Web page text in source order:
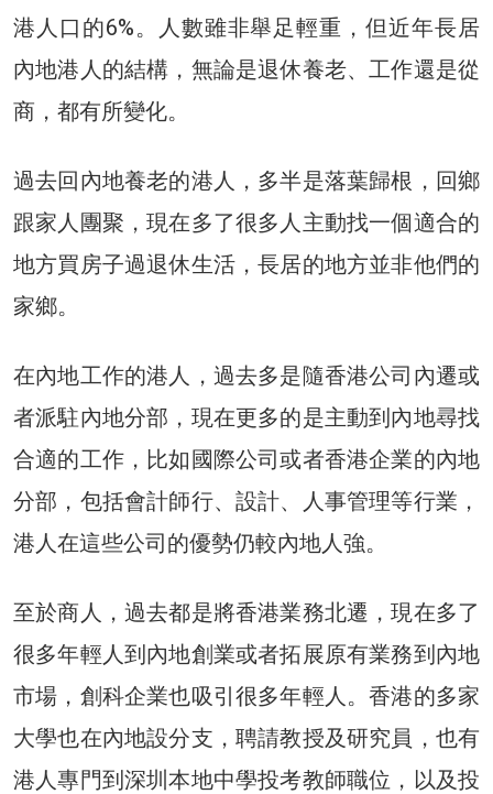
港人口的6%。人數雖非舉足輕重，但近年長居
內地港人的結構，無論是退休養老、工作還是從
商，都有所變化。
過去回內地養老的港人，多半是落葉歸根，回鄉
跟家人團聚，現在多了很多人主動找一個適合的
地方買房子過退休生活，長居的地方並非他們的
家鄉。
在內地工作的港人，過去多是隨香港公司內遷或
者派駐內地分部，現在更多的是主動到內地尋找
合適的工作，比如國際公司或者香港企業的內地
分部，包括會計師行、設計、人事管理等行業，
港人在這些公司的優勢仍較內地人強。
至於商人，過去都是將香港業務北遷，現在多了
很多年輕人到內地創業或者拓展原有業務到內地
市場，創科企業也吸引很多年輕人。香港的多家
大學也在內地設分支，聘請教授及研究員，也有
港人專門到深圳本地中學投考教師職位，以及投